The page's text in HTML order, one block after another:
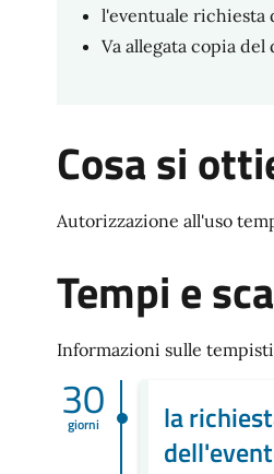
l'eventuale richiesta
Va allegata copia
Cosa si
Autorizzazione all'uso
Tempi e
Informazioni sulle
30
giorni
la